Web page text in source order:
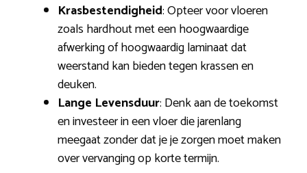
Krasbestendigheid: Opteer voor vloeren
zoals hardhout met een hoogwaardige
afwerking of hoogwaardig laminaat dat
weerstand kan bieden tegen krassen en
deuken.
Lange Levensduur: Denk aan de toekomst
en investeer in een vloer die jarenlang
meegaat zonder dat je je zorgen moet maken
over vervanging op korte termijn.